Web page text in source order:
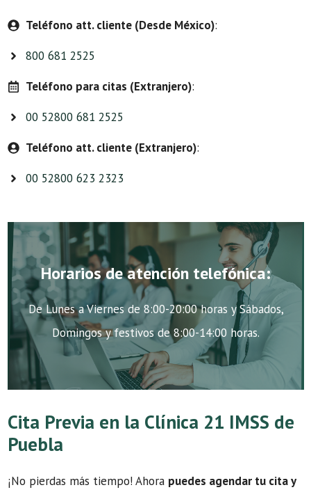
Teléfono att. cliente (Desde México):
800 681 2525
Teléfono para citas (Extranjero):
00 52800 681 2525
Teléfono att. cliente (Extranjero):
00 52800 623 2323
Horarios de atención telefónica:
De Lunes a Viernes de 8:00-20:00 horas y Sábados,
Domingos y festivos de 8:00-14:00 horas.
Cita Previa en la Clínica 21 IMSS de
Puebla
¡No pierdas más tiempo! Ahora puedes agendar tu cita y